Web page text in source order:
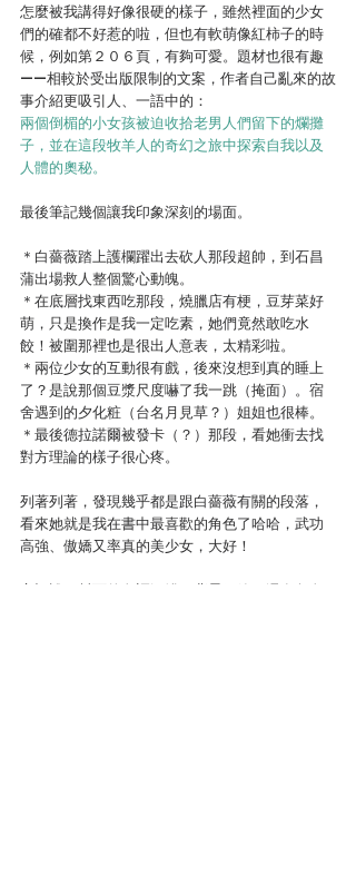
怎麼被我講得好像很硬的樣子，雖然裡面的少女
們的確都不好惹的啦，但也有軟萌像紅柿子的時
候，例如第２０６頁，有夠可愛。題材也很有趣
——相較於受出版限制的文案，作者自己亂來的故
事介紹更吸引人、一語中的：
兩個倒楣的小女孩被迫收拾老男人們留下的爛攤
子，並在這段牧羊人的奇幻之旅中探索自我以及
人體的奧秘。
最後筆記幾個讓我印象深刻的場面。
＊白薔薇踏上護欄躍出去砍人那段超帥，到石昌
蒲出場救人整個驚心動魄。
＊在底層找東西吃那段，燒臘店有梗，豆芽菜好
萌，只是換作是我一定吃素，她們竟然敢吃水
餃！被圍那裡也是很出人意表，太精彩啦。
＊兩位少女的互動很有戲，後來沒想到真的睡上
了？是說那個豆漿尺度嚇了我一跳（掩面）。宿
舍遇到的夕化粧（台名月見草？）姐姐也很棒。
＊最後德拉諾爾被發卡（？）那段，看她衝去找
對方理論的樣子很心疼。
列著列著，發現幾乎都是跟白薔薇有關的段落，
看來她就是我在書中最喜歡的角色了哈哈，武功
高強、傲嬌又率真的美少女，大好！
忘記說，封面的色調深淺、背景細節，還有角色